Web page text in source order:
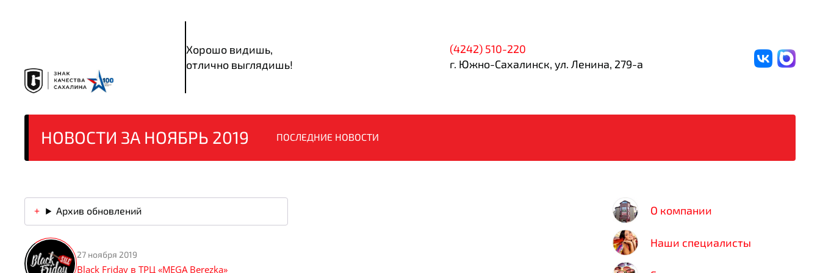
Хорошо видишь,
отлично выглядишь!
(4242) 510-220
г. Южно-Сахалинск, ул. Ленина, 279-а
НОВОСТИ ЗА НОЯБРЬ 2019 ПОСЛЕДНИЕ НОВОСТИ
Архив обновлений
27 ноября 2019
Black Friday в ТРЦ «MEGA Berezka»
О компании
Наши специалисты